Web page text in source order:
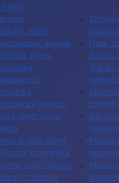
byliny
páteř
angína,
rýma,
nemoci
pleť, vlasy,
o tělo, líčení
kosmetika
čaje, nápoje,
tinktury
Ústa,
Srdce,
nemoci)